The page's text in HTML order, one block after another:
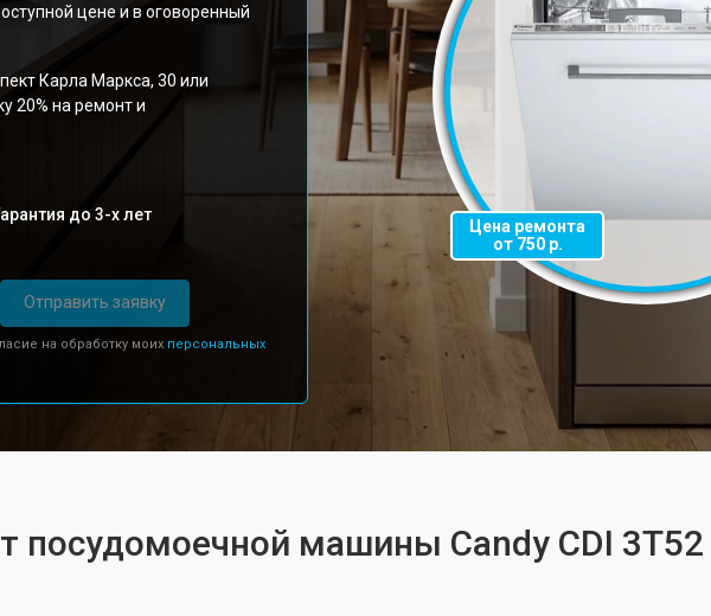
цене и в оговоренный
Карла Маркса, 30 или
20% на ремонт и
до 3-х лет
Отправить заявку
на обработку моих персональных
Цена ремонта
от 750 р.
посудомоечной машины Candy CDI 3T52